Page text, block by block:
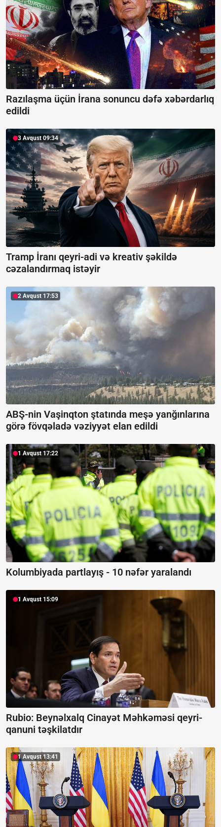
Razılaşma üçün İrana sonuncu dəfə xəbərdarlıq
edildi
3 Avqust 09:34
Tramp İranı qeyri-adi və kreativ şəkildə
cəzalandırmaq istəyir
2 Avqust 17:53
ABŞ-nin Vaşinqton ştatında meşə yanğınlarına
görə fövqəladə vəziyyət elan edildi
1 Avqust 17:22
Kolumbiyada partlayış - 10 nəfər yaralandı
1 Avqust 15:09
Rubio: Beynəlxalq Cinayət Məhkəməsi qeyri-
qanuni təşkilatdır
1 Avqust 13:41